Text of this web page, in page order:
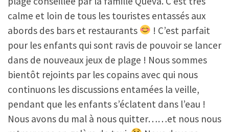
calme et loin de tous les touristes entassés aux
abords des bars et restaurants
! C’est parfait
pour les enfants qui sont ravis de pouvoir se lancer
dans de nouveaux jeux de plage ! Nous sommes
bientôt rejoints par les copains avec qui nous
continuons les discussions entamées la veille,
pendant que les enfants s’éclatent dans l’eau !
Nous avons du mal à nous quitter……et nous nous